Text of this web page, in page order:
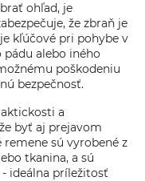
ohľad, je
že zbraň je
kľúčové pri pohybe v
alebo iného
poškodeniu
bezpečnosť.
a
byť aj prejavom
sú vyrobené z
tkanina, a sú
ideálna príležitosť